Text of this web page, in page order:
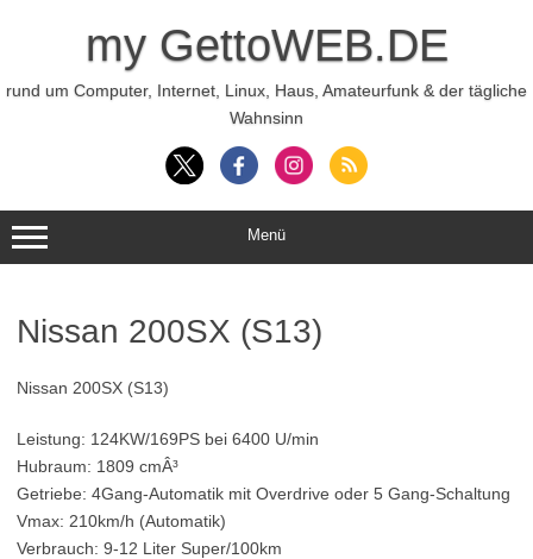
my GettoWEB.DE
rund um Computer, Internet, Linux, Haus, Amateurfunk & der tägliche
Wahnsinn
Menü
Nissan 200SX (S13)
Nissan 200SX (S13)
Leistung: 124KW/169PS bei 6400 U/min
Hubraum: 1809 cmÂ³
Getriebe: 4Gang-Automatik mit Overdrive oder 5 Gang-Schaltung
Vmax: 210km/h (Automatik)
Verbrauch: 9-12 Liter Super/100km